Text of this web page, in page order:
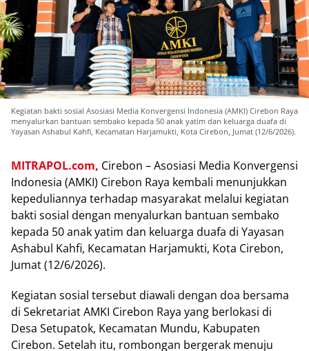
Kegiatan bakti sosial Asosiasi Media Konvergensi Indonesia (AMKI) Cirebon Raya
menyalurkan bantuan sembako kepada 50 anak yatim dan keluarga duafa di
Yayasan Ashabul Kahfi, Kecamatan Harjamukti, Kota Cirebon, Jumat (12/6/2026).
MITRAPOL.com, Cirebon – Asosiasi Media Konvergensi
Indonesia (AMKI) Cirebon Raya kembali menunjukkan
kepeduliannya terhadap masyarakat melalui kegiatan
bakti sosial dengan menyalurkan bantuan sembako
kepada 50 anak yatim dan keluarga duafa di Yayasan
Ashabul Kahfi, Kecamatan Harjamukti, Kota Cirebon,
Jumat (12/6/2026).
Kegiatan sosial tersebut diawali dengan doa bersama
di Sekretariat AMKI Cirebon Raya yang berlokasi di
Desa Setupatok, Kecamatan Mundu, Kabupaten
Cirebon. Setelah itu, rombongan bergerak menuju